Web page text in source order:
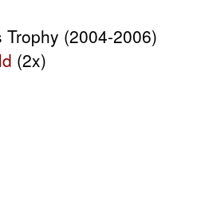
(2004-2006)
(2x)